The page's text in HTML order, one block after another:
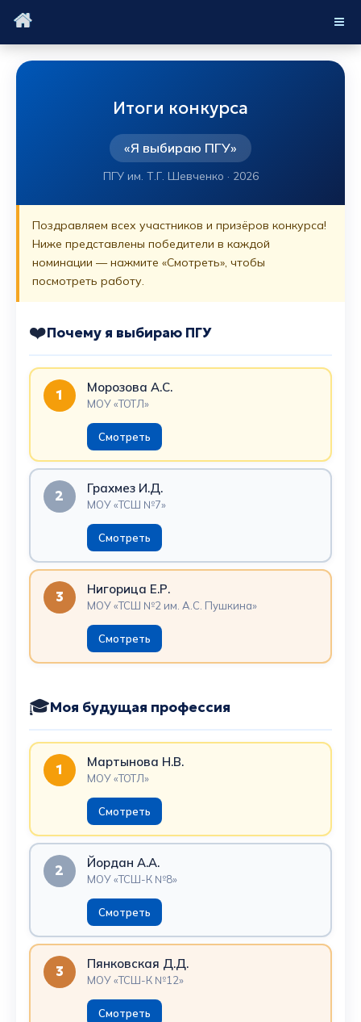
Итоги конкурса
«Я выбираю ПГУ»
ПГУ им. Т.Г. Шевченко · 2026
Поздравляем всех участников и призёров конкурса!
Ниже представлены победители в каждой
номинации — нажмите «Смотреть», чтобы
посмотреть работу.
❤️Почему я выбираю ПГУ
1 Морозова А.С.
МОУ «ТОТЛ»
Смотреть
2 Грахмез И.Д.
МОУ «ТСШ №7»
Смотреть
3 Нигорица Е.Р.
МОУ «ТСШ №2 им. А.С. Пушкина»
Смотреть
🎓Моя будущая профессия
1 Мартынова Н.В.
МОУ «ТОТЛ»
Смотреть
2 Йордан А.А.
МОУ «ТСШ-К №8»
Смотреть
3 Пянковская Д.Д.
МОУ «ТСШ-К №12»
Смотреть